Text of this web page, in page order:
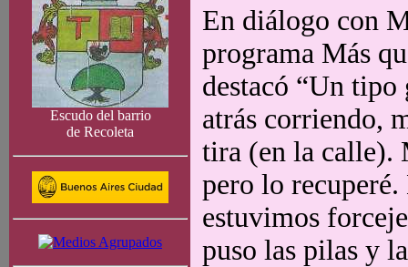
Escudo del barrio
de Recoleta
En diálogo con
programa Más
destacó “Un tipo
atrás corriendo,
tira (en la calle).
pero lo
estuvimos
puso las pilas y